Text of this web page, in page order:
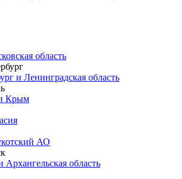
область
и Ленинградская область
Крым
АО
Архангельская область